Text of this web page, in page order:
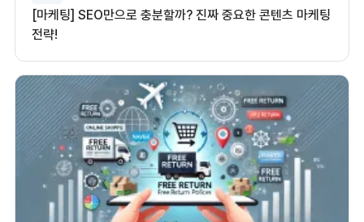
[마케팅] SEO만으로 충분할까? 진짜 중요한 콘텐츠 마케팅
전략!